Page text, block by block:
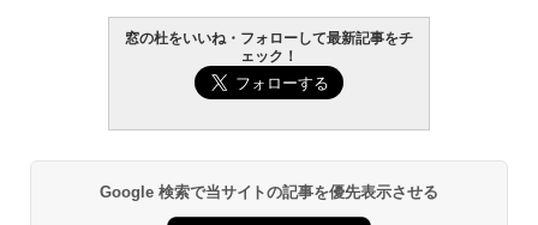
Amazon Kindle - 目に優しい、かさばら
ない、大きな画面で読みやすい、6週間持
続バッテリー、6インチディスプレイ電子
￥19,980
窓の杜をいいね・フォローして最新記事をチ
ェック！
Google 検索で当サイトの記事を優先表示させる